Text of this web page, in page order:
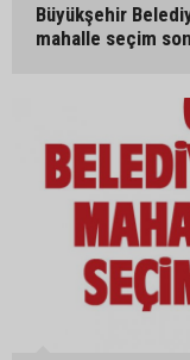
Büyükşehir
mahalle seçim